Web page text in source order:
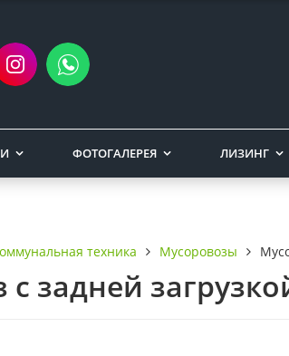
ФОТОГАЛЕРЕЯ ЛИЗИНГ
техника Мусоровозы
с задней